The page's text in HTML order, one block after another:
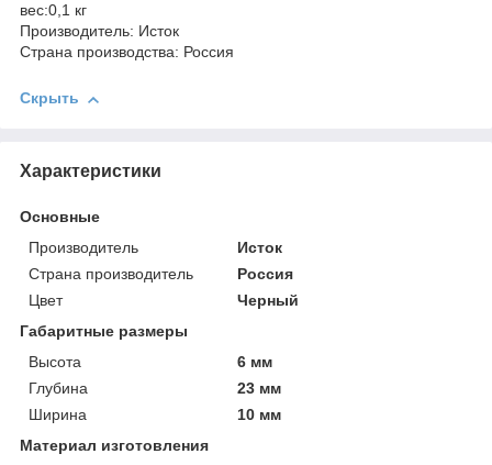
вес:0,1 кг
Производитель: Исток
Страна производства: Россия
Скрыть
Характеристики
Основные
Производитель
Исток
Страна производитель
Россия
Цвет
Черный
Габаритные размеры
Высота
6 мм
Глубина
23 мм
Ширина
10 мм
Материал изготовления